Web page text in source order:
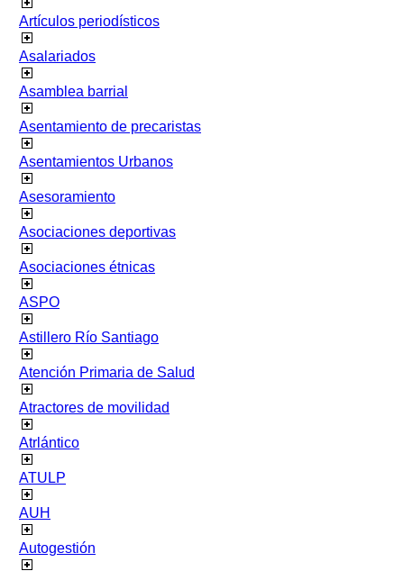
Artículos periodísticos
Asalariados
Asamblea barrial
Asentamiento de precaristas
Asentamientos Urbanos
Asesoramiento
Asociaciones deportivas
Asociaciones étnicas
ASPO
Astillero Río Santiago
Atención Primaria de Salud
Atractores de movilidad
Atrlántico
ATULP
AUH
Autogestión